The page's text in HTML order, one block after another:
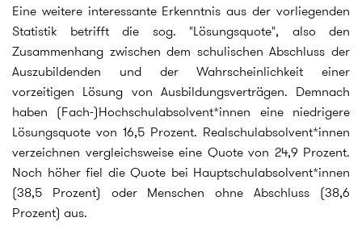
Eine weitere interessante Erkenntnis aus der vorliegenden
Statistik betrifft die sog. "Lösungsquote", also den
Zusammenhang zwischen dem schulischen Abschluss der
Auszubildenden und der Wahrscheinlichkeit einer
vorzeitigen Lösung von Ausbildungsverträgen. Demnach
haben (Fach-)Hochschulabsolvent*innen eine niedrigere
Lösungsquote von 16,5 Prozent. Realschulabsolvent*innen
verzeichnen vergleichsweise eine Quote von 24,9 Prozent.
Noch höher fiel die Quote bei Hauptschulabsolvent*innen
(38,5 Prozent) oder Menschen ohne Abschluss (38,6
Prozent) aus.